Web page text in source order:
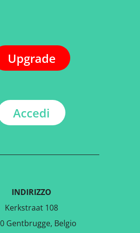
Upgrade
Accedi
INDIRIZZO
Kerkstraat 108
Gentbrugge, Belgio